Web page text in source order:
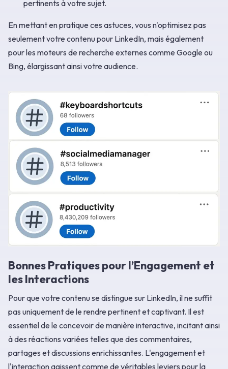
pertinents à votre sujet.
En mettant en pratique ces astuces, vous n'optimisez pas
seulement votre contenu pour LinkedIn, mais également
pour les moteurs de recherche externes comme Google ou
Bing, élargissant ainsi votre audience.
Bonnes Pratiques pour l’Engagement et
les Interactions
Pour que votre contenu se distingue sur LinkedIn, il ne suffit
pas uniquement de le rendre pertinent et captivant. Il est
essentiel de le concevoir de manière interactive, incitant ainsi
à des réactions variées telles que des commentaires,
partages et discussions enrichissantes. L'engagement et
l'interaction agissent comme de véritables leviers pour la